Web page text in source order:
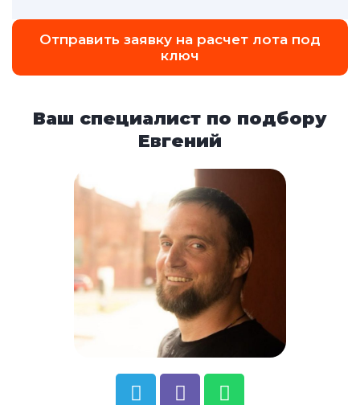
Отправить заявку на расчет лота под
ключ
Ваш специалист по подбору
Евгений